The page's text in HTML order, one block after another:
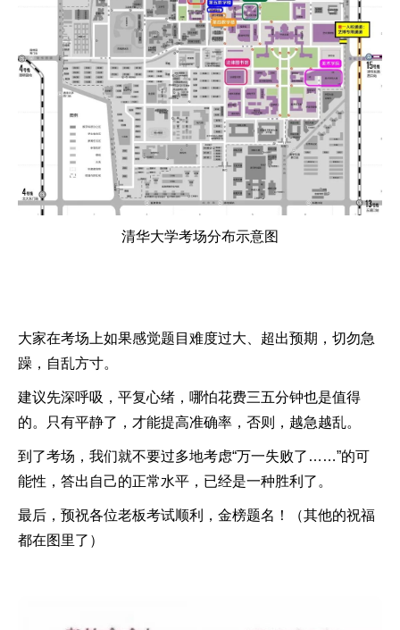
清华大学考场分布示意图
大家在考场上如果感觉题目难度过大、超出预期，切勿急
躁，自乱方寸。
建议先深呼吸，平复心绪，哪怕花费三五分钟也是值得
的。只有平静了，才能提高准确率，否则，越急越乱。
到了考场，我们就不要过多地考虑“万一失败了……”的可
能性，答出自己的正常水平，已经是一种胜利了。
最后，预祝各位老板考试顺利，金榜题名！（其他的祝福
都在图里了）